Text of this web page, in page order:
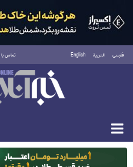
فارسی العربية English تماس با
یکشنبه ۱۸ مرداد ۱۴۰۵